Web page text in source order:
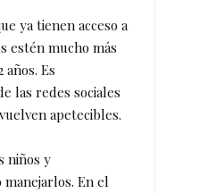
ya tienen acceso a
estén mucho más
Es
las redes sociales
apetecibles.
niños y
En el